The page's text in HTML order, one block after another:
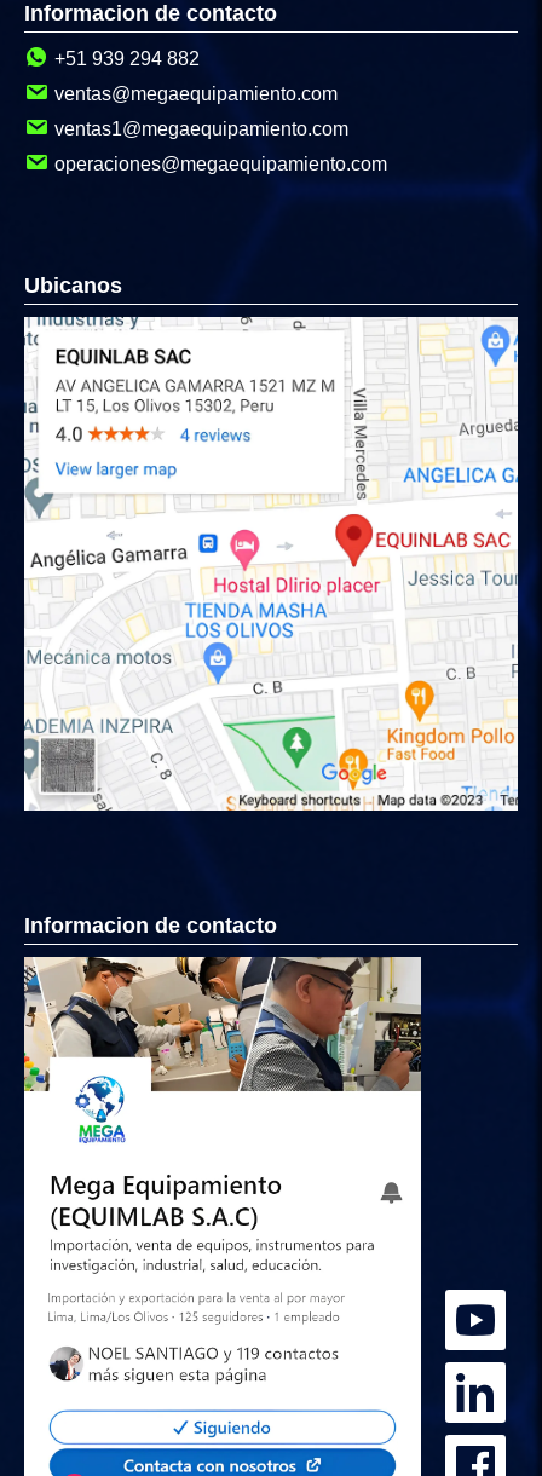
Informacion de contacto
+51 939 294 882
ventas@megaequipamiento.com
ventas1@megaequipamiento.com
operaciones@megaequipamiento.com
Ubicanos
Informacion de contacto